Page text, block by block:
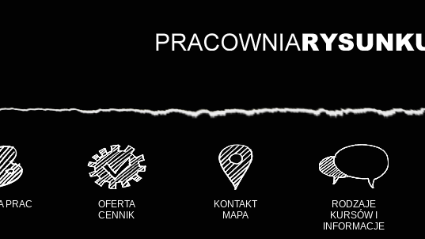
PRAC
OFERTA
CENNIK
KONTAKT
MAPA
RODZAJE
KURSÓW I
INFORMACJE